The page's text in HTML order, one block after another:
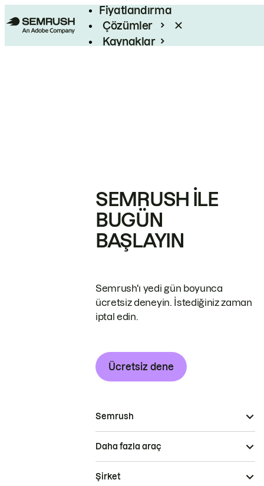
Fiyatlandırma
Çözümler
Kaynaklar
SEMRUSH ILE
BUGÜN
BAŞLAYIN
Semrush'ı yedi gün boyunca
ücretsiz deneyin. İstediğiniz zaman
iptal edin.
Ücretsiz dene
Semrush
Daha fazla araç
Şirket